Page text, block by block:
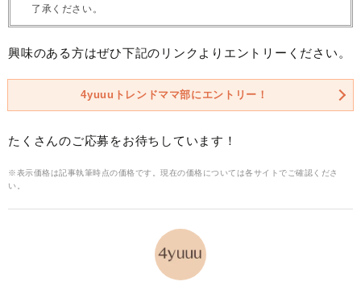
了承ください。
興味のある方はぜひ下記のリンクよりエントリーください。
4yuuuトレンドママ部にエントリー！
たくさんのご応募をお待ちしています！
※表示価格は記事執筆時点の価格です。現在の価格については各サイトでご確認くださ
い。